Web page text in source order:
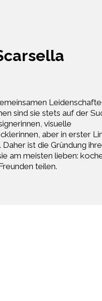
sind sie stets auf der
visuelle
aber in erster
ist die Gründung
am meisten lieben:
teilen.